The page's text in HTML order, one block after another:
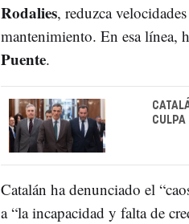
Rodalies, reduzca
mantenimiento. En esa línea,
Puente.
CULPA
Catalán ha denunciado el
a “la incapacidad y falta de